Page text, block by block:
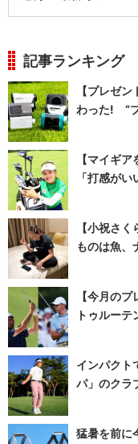
記事ランキング
【プレゼ
わった! “
【マイギ
「打感が
【小祝さ
ものは魚、
【今月の
トゥルー
インパクト
パ」のクラ
猛暑を前に